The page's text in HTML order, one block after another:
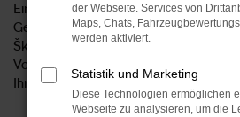
Eintrags in den Fahrzeugpapieren
Gebrauchtwagen handelt. Damit geht
Škoda Enyaq Tageszulassung in
Vorgaben seitens des
Ihnen einen besonders attraktiven
der Webseite. Services von
Maps, Chats,
werden aktiviert.
Statistik und Marketing
Diese Technologien ermöglichen
Webseite zu analysieren, um die